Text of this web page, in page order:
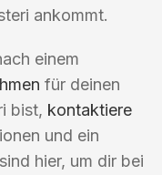
ankommt.
einem
für deinen
bist, kontaktiere
und ein
hier, um dir bei